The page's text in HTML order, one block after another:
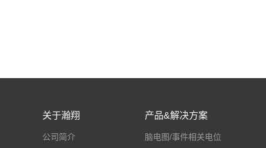
关于瀚翔
公司简介
产品&解决方案
脑电图/事件相关电位